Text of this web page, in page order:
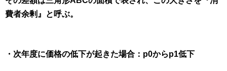
費者余剰』と呼ぶ。
・次年度に価格の低下が起きた場合：p0からp1低下